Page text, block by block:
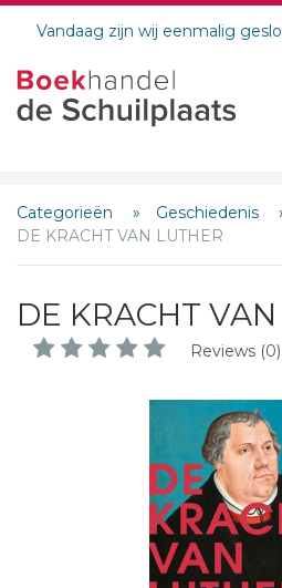
Vandaag zijn wij eenmalig
Categorieën
Geschiedenis
DE KRACHT VAN LUTHER
DE KRACHT
Reviews (0)
Schrijf hieronder je review!